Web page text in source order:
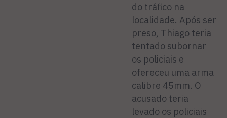
do tráfico na
localidade. Após ser
preso, Thiago teria
tentado subornar
os policiais e
ofereceu uma arma
calibre 45mm. O
acusado teria
levado os policiais